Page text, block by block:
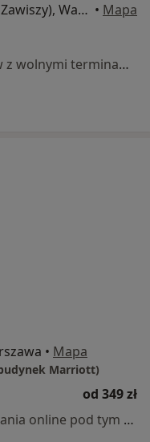
Nowogrodzka 84/86 (przy Pl. Zawiszy), Warszawa • Mapa
Brak dostępnych specjalistów z wolnymi terminami w tym centrum medycznym.
• Mapa
Marriott)
od 349 zł
Specjalista nie oferuje umawiania online pod tym adresem.